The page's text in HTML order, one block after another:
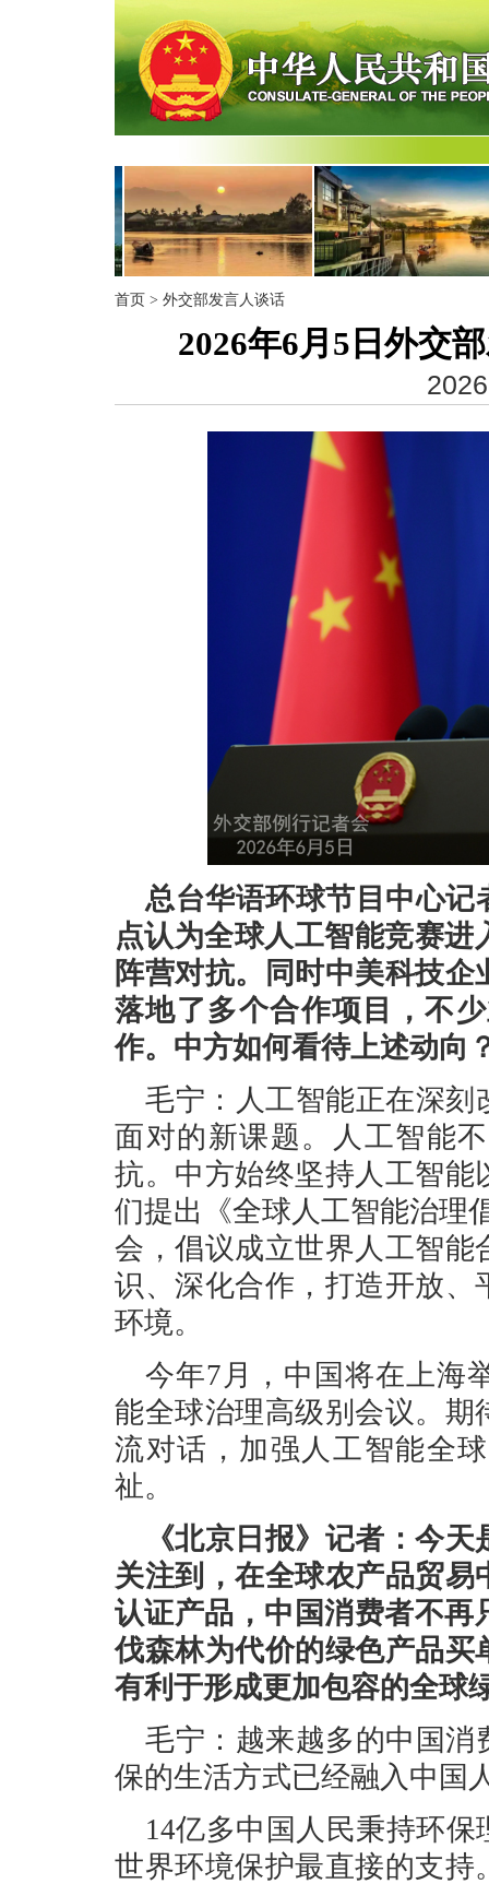
首页 > 外交部发言人谈话
2026年6月5日外交
总台华语环球节目中心记
点认为全球人工智能竞赛
阵营对抗。同时中美科技
落地了多个合作项目，不
作。中方如何看待上述动向
毛宁：人工智能正在深刻
面对的新课题。人工智能
抗。中方始终坚持人工智
们提出《全球人工智能治理
会，倡议成立世界人工智
识、深化合作，打造开放
环境。
今年7月，中国将在上海
能全球治理高级别会议。
流对话，加强人工智能全
祉。
《北京日报》记者：今
关注到，在全球农产品贸
认证产品，中国消费者不再
伐森林为代价的绿色产品
有利于形成更加包容的全球
毛宁：越来越多的中国消
保的生活方式已经融入中国
14亿多中国人民秉持环
世界环境保护最直接的支